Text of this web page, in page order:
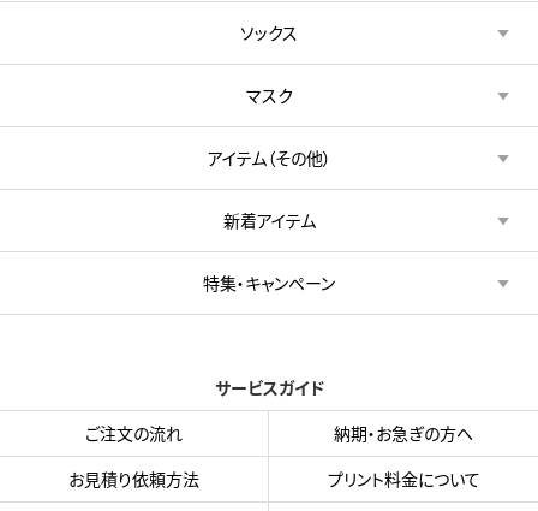
ソックス
マスク
アイテム（その他）
新着アイテム
特集・キャンペーン
サービスガイド
ご注文の流れ
納期・お急ぎの方へ
お見積り依頼方法
プリント料金について